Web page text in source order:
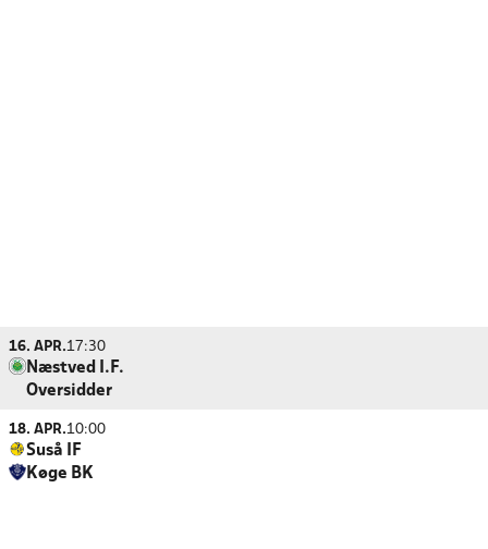
16. APR.17:30
Næstved I.F.
Oversidder
18. APR.10:00
Suså IF
Køge BK